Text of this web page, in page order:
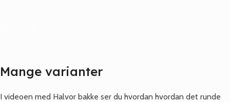
Mange varianter
I videoen med Halvor bakke ser du hvordan hvordan det runde